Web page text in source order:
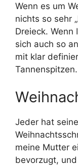
Wenn es um
nichts so sehr
Dreieck. Wenn
sich auch so
mit klar
Tannenspitzen.
Jeder hat
meine Mutter
bevorzugt,